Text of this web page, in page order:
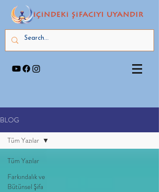
BLOG
Tüm Yazılar
Farkındalık ve
Bütünsel Şifa
Tüm Yazılar